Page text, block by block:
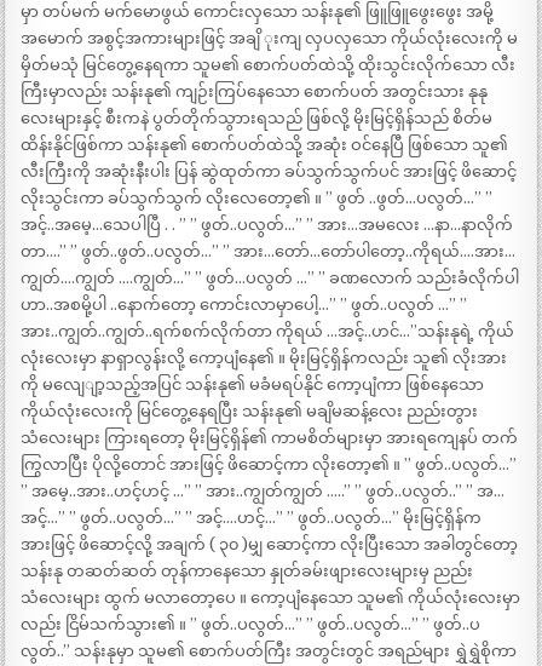
မှာ တပ်မက် မက်မောဖွယ် ကောင်းလှသော သန်းနု၏ ဖြူဖြူဖွေးဖွေး အမို့
အမောက် အစွင့်အကားများဖြင့် အချိ ုးကျ လှပလှသော ကိုယ်လုံးလေးကို မ
မှိတ်မသုံ မြင်တွေ့နေရကာ သူမ၏ စောက်ပတ်ထဲသို့ ထိုးသွင်းလိုက်သော လီး
ကြီးမှာလည်း သန်းနု၏ ကျဉ်းကြပ်နေသော စောက်ပတ် အတွင်းသား နုနု
လေးများနှင့် စီးကနဲ ပွတ်တိုက်သွာားရသည် ဖြစ်လို့ မိုးမြင့်ရှိန်သည် စိတ်မ
ထိန်းနိုင်ဖြစ်ကာ သန်းနု၏ စောက်ပတ်ထဲသို့ အဆုံး ဝင်နေပြီ ဖြစ်သော သူ၏
လီးကြီးကို အဆုံးနီးပါး ပြန် ဆွဲထုတ်ကာ ခပ်သွက်သွက်ပင် အားဖြင့် ဖိဆောင့်
လိုးသွင်းကာ ခပ်သွက်သွက် လိုးလေတော့၏ ။ ” ဖွတ် ..ဖွတ်…ပလွတ်…” ”
အင့်..အမေ့…သေပါပြီ . . ” ” ဖွတ်..ပလွတ်…” ” အား…အမလေး …နာ…နာလိုက်
တာ….” ” ဖွတ်..ဖွတ်..ပလွတ်…” ” အား…တော်…တော်ပါတော့..ကိုရယ်….အား…
ကျွတ်….ကျွတ် ….ကျွတ်…” ” ဖွတ်…ပလွတ် …” ” ခဏလောက် သည်းခံလိုက်ပါ
ဟာ..အစမို့ပါ ..နောက်တော့ ကောင်းလာမှာပေါ့…” ” ဖွတ်..ပလွတ် …” ”
အား..ကျွတ်..ကျွတ်..ရက်စက်လိုက်တာ ကိုရယ် …အင့်..ဟင်…”သန်းနုရဲ့ ကိုယ်
လုံးလေးမှာ နာရှာလွန်းလို့ ကော့ပျံနေ၏ ။ မိုးမြင့်ရှိန်ကလည်း သူ၏ လိုးအား
ကို မလျေျာ့သည့်အပြင် သန်းနု၏ မခံမရပ်နိုင် ကော့ပျံကာ ဖြစ်နေသော
ကိုယ်လုံးလေးကို မြင်တွေ့နေရပြီး သန်းနု၏ မချိမဆန့်လေး ညည်းတွား
သံလေးများ ကြားရတော့ မိုးမြင့်ရှိန်၏ ကာမစိတ်များမှာ အားရကျေနပ် တက်
ကြွလာပြီး ပိုလို့တောင် အားဖြင့် ဖိဆောင့်ကာ လိုးတော့၏ ။ ” ဖွတ်..ပလွတ်…”
” အမေ့..အား..ဟင့်ဟင့် …” ” အား..ကျွတ်ကျွတ် …..” ” ဖွတ်..ပလွတ်..” ” အ…
အင့်…” ” ဖွတ်..ပလွတ်…” ” အင့်….ဟင့်…” ” ဖွတ်..ပလွတ်…” မိုးမြင့်ရှိန်က
အားဖြင့် ဖိဆောင့်လို့ အချက် ( ၃၀ )မျှ ဆောင့်ကာ လိုးပြီးသော အခါတွင်တော့
သန်းနု တဆတ်ဆတ် တုန်ကာနေသော နှုတ်ခမ်းဖျားလေးများမှ ညည်း
သံလေးများ ထွက် မလာတော့ပေ ။ ကော့ပျံနေသော သူမ၏ ကိုယ်လုံးလေးမှာ
လည်း ငြိမ်သက်သွား၏ ။ ” ဖွတ်..ပလွတ်…” ” ဖွတ်..ပလွတ်…” ” ဖွတ်..ပ
လွတ်..” သန်းနုမှာ သူမ၏ စောက်ပတ်ကြီး အတွင်းတွင် အရည်များ ရွှဲရွှဲစိုကာ